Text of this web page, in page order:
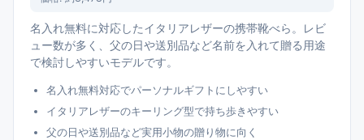
名入れ無料に対応したイタリアレザーの携帯靴べら。レビ
ュー数が多く、父の日や送別品など名前を入れて贈る用途
で検討しやすいモデルです。
名入れ無料対応でパーソナルギフトにしやすい
イタリアレザーのキーリング型で持ち歩きやすい
父の日や送別品など実用小物の贈り物に向く